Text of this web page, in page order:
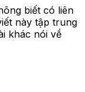
biết có liên
này tập trung
khác nói về